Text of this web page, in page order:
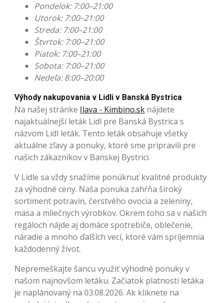
Pondelok: 7:00–21:00
Utorok: 7:00–21:00
Streda: 7:00–21:00
Štvrtok: 7:00–21:00
Piatok: 7:00–21:00
Sobota: 7:00–21:00
Nedeľa: 8:00–20:00
Výhody nakupovania v Lidli v Banská Bystrica
Na našej stránke Ilava - Kimbino.sk nájdete
najaktuálnejší leták Lidl pre Banská Bystrica s
názvom Lidl leták. Tento leták obsahuje všetky
aktuálne zľavy a ponuky, ktoré sme pripravili pre
našich zákazníkov v Banskej Bystrici.
V Lidle sa vždy snažíme ponúknuť kvalitné produkty
za výhodné ceny. Naša ponuka zahŕňa široký
sortiment potravín, čerstvého ovocia a zeleniny,
mäsa a mliečnych výrobkov. Okrem toho sa v našich
regáloch nájde aj domáce spotrebiče, oblečenie,
náradie a mnoho ďalších vecí, ktoré vám spríjemnia
každodenný život.
Nepremeškajte šancu využiť výhodné ponuky v
našom najnovšom letáku. Začiatok platnosti letáka
je naplánovaný na 03.08.2026. Ak kliknete na